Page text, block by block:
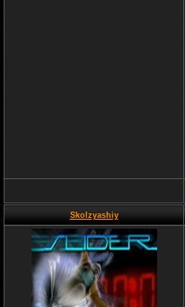
Skolzyashiy